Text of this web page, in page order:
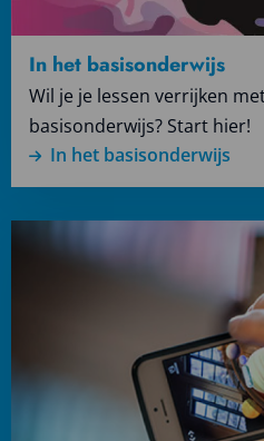
In het basisonderwijs
Wil je je lessen verrijken
basisonderwijs? Start hier!
In het basisonderwijs